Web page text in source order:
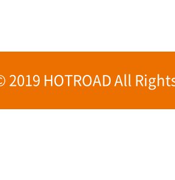
HOTROAD All